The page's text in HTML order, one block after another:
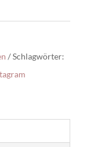
Schlagwörter: